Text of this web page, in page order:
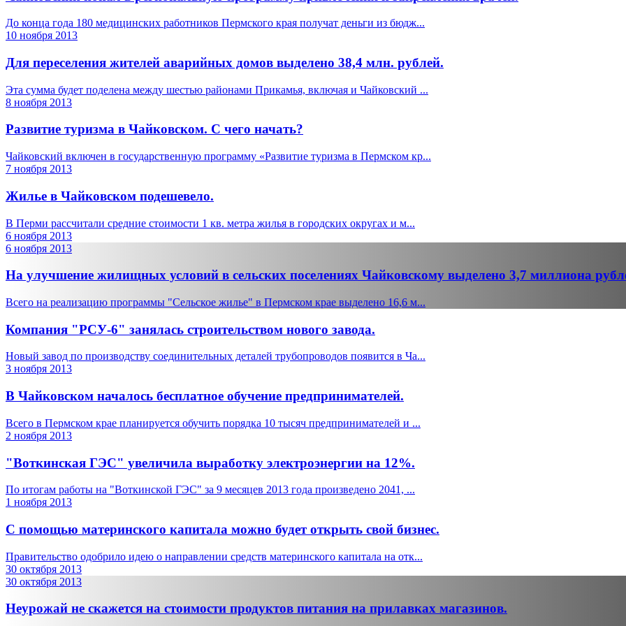
До конца года 180 медицинских работников Пермского края получат деньги из бюдж...
10 ноября 2013
Для переселения жителей аварийных домов выделено 38,4 млн. рублей.
Эта сумма будет поделена между шестью районами Прикамья, включая и Чайковский ...
8 ноября 2013
Развитие туризма в Чайковском. С чего начать?
Чайковский включен в государственную программу «Развитие туризма в Пермском кр...
7 ноября 2013
Жилье в Чайковском подешевело.
В Перми рассчитали средние стоимости 1 кв. метра жилья в городских округах и м...
6 ноября 2013
6 ноября 2013
На улучшение жилищных условий в сельских поселениях Чайковскому выделено 3,7 миллиона
Всего на реализацию программы "Сельское жилье" в Пермском крае выделено 16,6 м...
Компания "РСУ-6" занялась строительством нового завода.
Новый завод по производству соединительных деталей трубопроводов появится в Ча...
3 ноября 2013
В Чайковском началось бесплатное обучение предпринимателей.
Всего в Пермском крае планируется обучить порядка 10 тысяч предпринимателей и ...
2 ноября 2013
"Воткинская ГЭС" увеличила выработку электроэнергии на 12%.
По итогам работы на "Воткинской ГЭС" за 9 месяцев 2013 года произведено 2041, ...
1 ноября 2013
С помощью материнского капитала можно будет открыть свой бизнес.
Правительство одобрило идею о направлении средств материнского капитала на отк...
30 октября 2013
30 октября 2013
Неурожай не скажется на стоимости продуктов питания на прилавках магазинов.